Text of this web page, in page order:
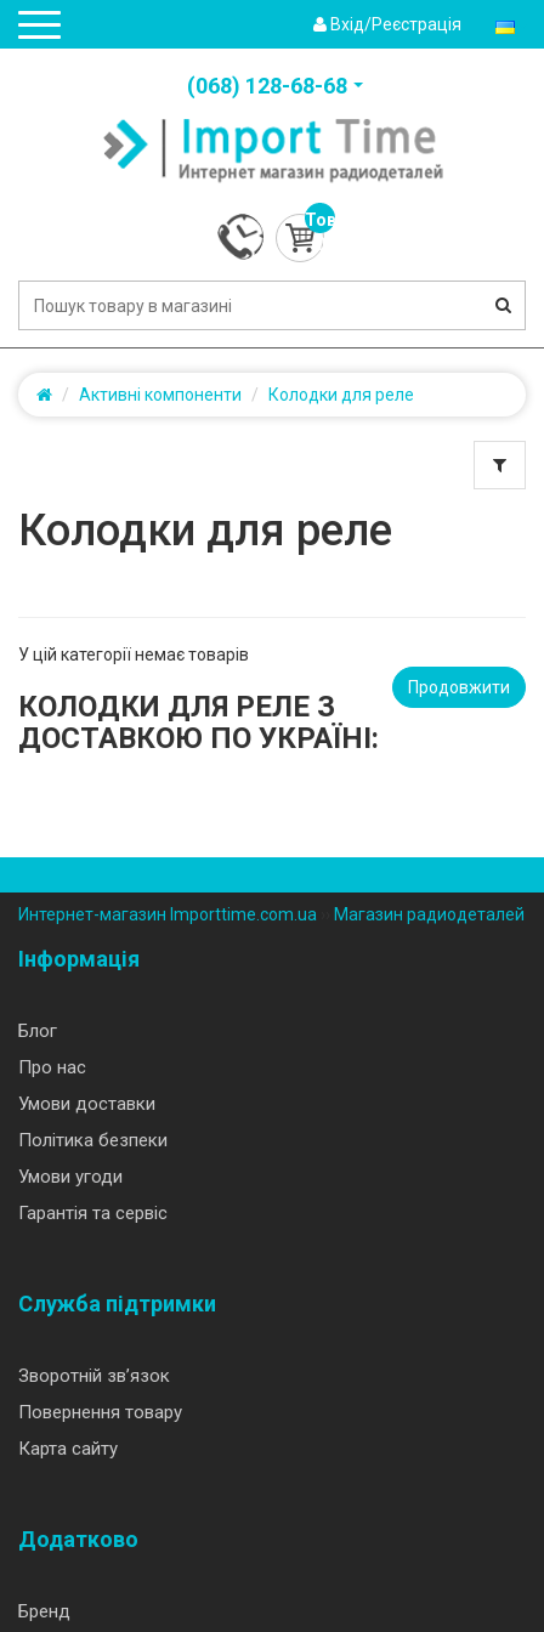
Вхід/Реєстрація
(‎068) 128-68-68
Товарів:
0
(0.0грн.)
Активні компоненти Колодки для реле
Колодки для реле
У цій категорії немає товарів
Продовжити
КОЛОДКИ ДЛЯ РЕЛЕ З
ДОСТАВКОЮ ПО УКРАЇНІ:
Интернет-магазин Importtime.com.ua Магазин радиодеталей
Інформація
Блог
Про нас
Умови доставки
Політика безпеки
Умови угоди
Гарантія та сервіс
Служба підтримки
Зворотній зв’язок
Повернення товару
Карта сайту
Додатково
Бренд